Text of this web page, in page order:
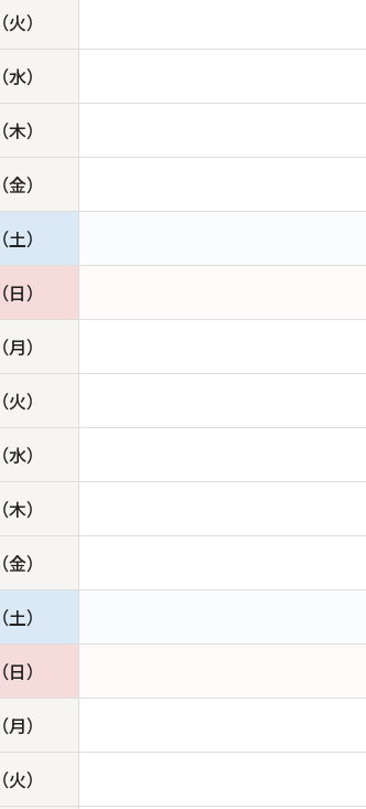
火）
水）
木）
金）
土）
日）
月）
火）
水）
木）
金）
土）
日）
月）
火）